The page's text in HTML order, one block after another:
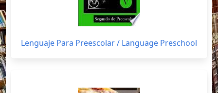
Lenguaje Para Preescolar / Language Preschool